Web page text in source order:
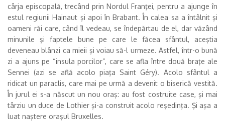
cârja episcopală, trecând prin Nordul Franţei, pentru a ajunge în
estul regiunii Hainaut şi apoi în Brabant. În calea sa a întâlnit şi
oameni răi care, când îl vedeau, se îndepărtau de el, dar văzând
minunile şi faptele bune pe care le făcea sfântul, aceştia
deveneau blânzi ca mieii şi voiau să-l urmeze. Astfel, într-o bună
zi a ajuns pe “insula porcilor”, care se afla între două braţe ale
Sennei (azi se află acolo piaţa Saint Géry). Acolo sfântul a
ridicat un paraclis, care mai pe urmă a devenit o biserică vestită.
În jurul ei s-a născut un nou oraş: au fost costruite case, şi mai
târziu un duce de Lothier şi-a construit acolo reşedinţa. Şi aşa a
luat naştere oraşul Bruxelles.